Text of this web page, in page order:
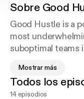
Sobre Good
Good Hustle is a
most
suboptimal teams
into a season
forget.
Mostrar más
Todos los
14 episodios